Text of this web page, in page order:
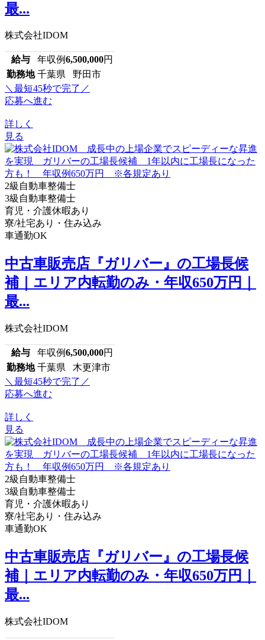
最...
株式会社IDOM
給与 年収例6,500,000円
勤務地 千葉県 野田市
＼最短45秒で完了／
応募へ進む
詳しく
見る
2級自動車整備士
3級自動車整備士
育児・介護休暇あり
寮/社宅あり・住み込み
車通勤OK
中古車販売店『ガリバー』の工場長候
補｜エリア内転勤のみ・年収650万円｜
最...
株式会社IDOM
給与 年収例6,500,000円
勤務地 千葉県 木更津市
＼最短45秒で完了／
応募へ進む
詳しく
見る
2級自動車整備士
3級自動車整備士
育児・介護休暇あり
寮/社宅あり・住み込み
車通勤OK
中古車販売店『ガリバー』の工場長候
補｜エリア内転勤のみ・年収650万円｜
最...
株式会社IDOM